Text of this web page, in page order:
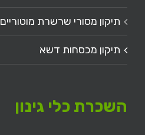
תיקון מסורי שרשרת
תיקון מכסחות דשא
השכרת כלי גינון